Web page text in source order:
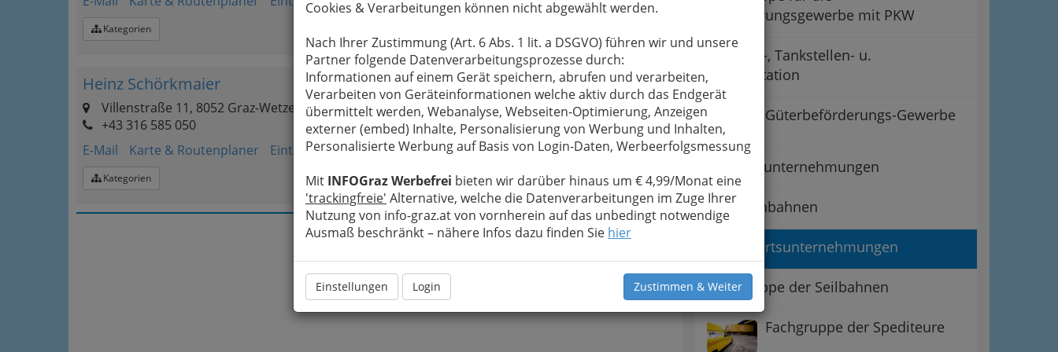
Cookies & Verarbeitungen können nicht abgewählt werden.
Nach Ihrer Zustimmung (Art. 6 Abs. 1 lit. a DSGVO) führen wir und unsere
Partner folgende Datenverarbeitungsprozesse durch:
Informationen auf einem Gerät speichern, abrufen und verarbeiten,
Verarbeiten von Geräteinformationen welche aktiv durch das Endgerät
übermittelt werden, Webanalyse, Webseiten-Optimierung, Anzeigen
externer (embed) Inhalte, Personalisierung von Werbung und Inhalten,
Personalisierte Werbung auf Basis von Login-Daten, Werbeerfolgsmessung
Mit INFOGraz Werbefrei bieten wir darüber hinaus um € 4,99/Monat eine
'trackingfreie' Alternative, welche die Datenverarbeitungen im Zuge Ihrer
Nutzung von info-graz.at von vornherein auf das unbedingt notwendige
Ausmaß beschränkt – nähere Infos dazu finden Sie hier
Einstellungen Login Zustimmen & Weiter
Kategorien
2
Heinz Schörkmaier
Villenstraße 11, 8052 Graz-Wetzelsdorf
+43 316 585 050
E-Mail
Karte & Routenplaner Eintrag ändern
Kategorien
Beförderungsgewerbe mit PKW
Garagen-, Tankstellen- u.
Servicestation
Güterbeförderungs-Gewerbe
Luftfahrtunternehmungen
Schienenbahnen
Schifffahrtsunternehmungen
Fachgruppe der Seilbahnen
Fachgruppe der Spediteure